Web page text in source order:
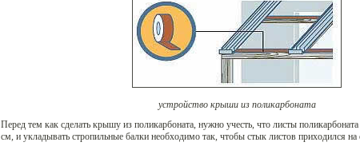
устройство крыши из поликарбоната
Перед тем как сделать крышу из поликарбоната, нужно учесть, что листы
см, и укладывать стропильные балки необходимо так, чтобы стык листов приходился на